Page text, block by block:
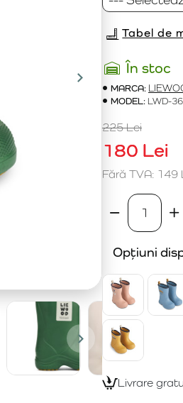
În stoc
MARCA:
MODEL: LWD-
180 Lei
225 Lei
Fără TVA: 149
Tabel de
Opțiuni
Livrare